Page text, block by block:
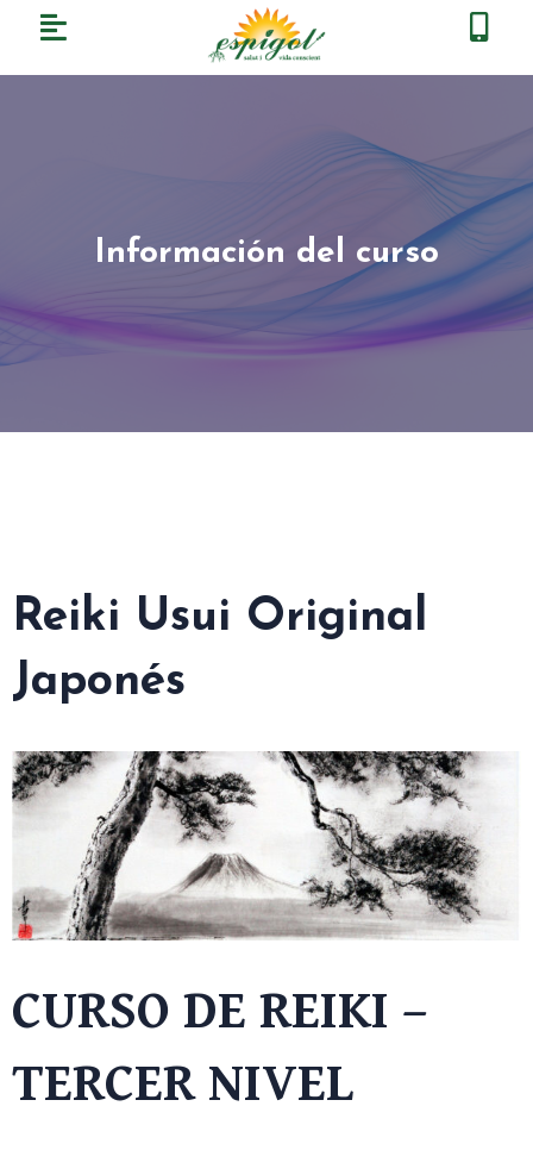
Información del curso
Reiki Usui Original
Japonés
CURSO DE REIKI –
TERCER NIVEL